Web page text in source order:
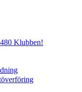
Klubben!